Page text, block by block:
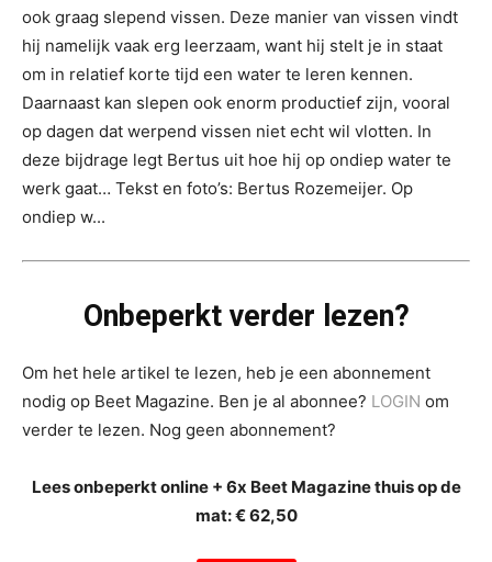
ook graag slepend vissen. Deze manier van vissen vindt
hij namelijk vaak erg leerzaam, want hij stelt je in staat
om in relatief korte tijd een water te leren kennen.
Daarnaast kan slepen ook enorm productief zijn, vooral
op dagen dat werpend vissen niet echt wil vlotten. In
deze bijdrage legt Bertus uit hoe hij op ondiep water te
werk gaat… Tekst en foto’s: Bertus Rozemeijer. Op
ondiep w...
Onbeperkt verder lezen?
Om het hele artikel te lezen, heb je een abonnement
nodig op Beet Magazine. Ben je al abonnee? LOGIN om
verder te lezen. Nog geen abonnement?
Lees onbeperkt online + 6x Beet Magazine thuis op de
mat: € 62,50